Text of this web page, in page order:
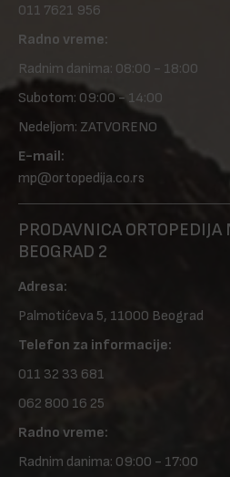
011 7621 956
Radno vreme:
Radnim danima: 08:00 - 18:00
Subotom: 09:00 - 14:00
Nedeljom: ZATVORENO
E-mail:
mp@ortopedija.co.rs
PRODAVNICA ORTOPEDIJA
BEOGRAD 2
Adresa:
Palmotićeva 5, 11000 Beograd
Telefon za informacije:
011 32 33 681
062 800 16 25
Radno vreme:
Radnim danima: 09:00 - 17:00